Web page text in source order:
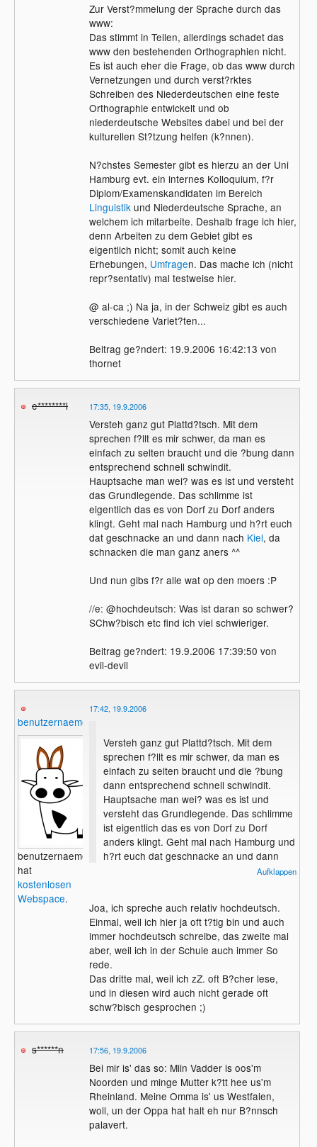
Zur Verst?mmelung der Sprache durch das
www:
Das stimmt in Teilen, allerdings schadet das
www den bestehenden Orthographien nicht.
Es ist auch eher die Frage, ob das www durch
Vernetzungen und durch verst?rktes
Schreiben des Niederdeutschen eine feste
Orthographie entwickelt und ob
niederdeutsche Websites dabei und bei der
kulturellen St?tzung helfen (k?nnen).
N?chstes Semester gibt es hierzu an der Uni
Hamburg evt. ein internes Kolloquium, f?r
Diplom/Examenskandidaten im Bereich
Linguistik und Niederdeutsche Sprache, an
welchem ich mitarbeite. Deshalb frage ich hier,
denn Arbeiten zu dem Gebiet gibt es
eigentlich nicht; somit auch keine
Erhebungen, Umfragen. Das mache ich (nicht
repr?sentativ) mal testweise hier.
@ al-ca ;) Na ja, in der Schweiz gibt es auch
verschiedene Variet?ten...
Beitrag ge?ndert: 19.9.2006 16:42:13 von
thornet
e********l 17:35, 19.9.2006
Versteh ganz gut Plattd?tsch. Mit dem
sprechen f?llt es mir schwer, da man es
einfach zu selten braucht und die ?bung dann
entsprechend schnell schwindit.
Hauptsache man wei? was es ist und versteht
das Grundlegende. Das schlimme ist
eigentlich das es von Dorf zu Dorf anders
klingt. Geht mal nach Hamburg und h?rt euch
dat geschnacke an und dann nach Kiel, da
schnacken die man ganz aners ^^
Und nun gibs f?r alle wat op den moers :P
//e: @hochdeutsch: Was ist daran so schwer?
SChw?bisch etc find ich viel schwieriger.
Beitrag ge?ndert: 19.9.2006 17:39:50 von
evil-devil
benutzernaemelchen
benutzernaemelchen
hat
kostenlosen
Webspace.
17:42, 19.9.2006
Versteh ganz gut Plattd?tsch. Mit dem
sprechen f?llt es mir schwer, da man es
einfach zu selten braucht und die ?bung
dann entsprechend schnell schwindit.
Hauptsache man wei? was es ist und
versteht das Grundlegende. Das schlimme
ist eigentlich das es von Dorf zu Dorf
anders klingt. Geht mal nach Hamburg und
h?rt euch dat geschnacke an und dann
nach Kiel, da schnacken die man ganz
Und nun gibs f?r alle wat op den moers :P
//e: @hochdeutsch: Was ist daran so
schwer? SChw?bisch etc find ich viel
schwieriger.
Beitrag ge?ndert: 19.9.2006 17:39:50 von
evil-devil
Aufklappen
Joa, ich spreche auch relativ hochdeutsch.
Einmal, weil ich hier ja oft t?tig bin und auch
immer hochdeutsch schreibe, das zweite mal
aber, weil ich in der Schule auch immer So
rede.
Das dritte mal, weil ich zZ. oft B?cher lese,
und in diesen wird auch nicht gerade oft
schw?bisch gesprochen ;)
s******n 17:56, 19.9.2006
Bei mir is' das so: Miin Vadder is oos'm
Noorden und minge Mutter k?tt hee us'm
Rheinland. Meine Omma is' us Westfalen,
woll, un der Oppa hat halt eh nur B?nnsch
palavert.